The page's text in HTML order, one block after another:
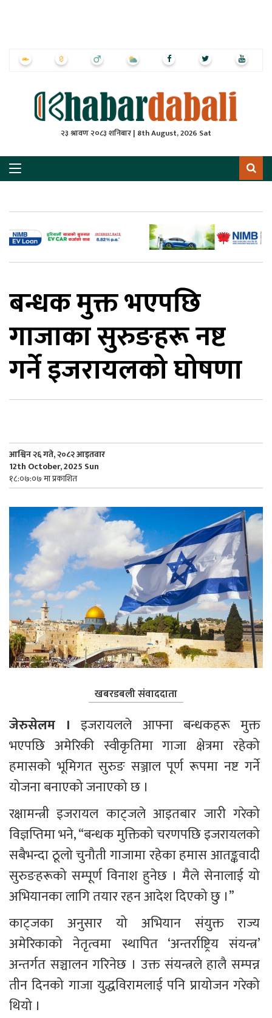
२३ श्रावण २०८३ शनिबार | 8th August, 2026 Sat
बन्धक मुक्त भएपछि
गाजाका सुरुङहरू नष्ट
गर्ने इजरायलको घोषणा
आश्विन २६ गते, २०८२ आइतवार
12th October, 2025 Sun
१८:०७:०७ मा प्रकाशित
खबरडबली संवाददाता
जेरुसेलम । इजरायलले आफ्ना बन्धकहरू मुक्त
भएपछि अमेरिकी स्वीकृतिमा गाजा क्षेत्रमा रहेको
हमासको भूमिगत सुरुङ सञ्जाल पूर्ण रूपमा नष्ट गर्ने
योजना बनाएको जनाएको छ ।
रक्षामन्त्री इजरायल काट्जले आइतबार जारी गरेको
विज्ञप्तिमा भने, “बन्धक मुक्तिको चरणपछि इजरायलको
सबैभन्दा ठूलो चुनौती गाजामा रहेका हमास आतङ्कवादी
सुरुङहरूको सम्पूर्ण विनाश हुनेछ । मैले सेनालाई यो
अभियानका लागि तयार रहन आदेश दिएको छु ।”
काट्जका अनुसार यो अभियान संयुक्त राज्य
अमेरिकाको नेतृत्वमा स्थापित ‘अन्तर्राष्ट्रिय संयन्त्र’
अन्तर्गत सञ्चालन गरिनेछ । उक्त संयन्त्रले हालै सम्पन्न
तीन दिनको गाजा युद्धविरामलाई पनि प्रायोजन गरेको
थियो ।